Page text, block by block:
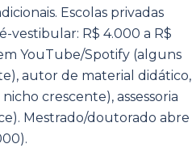
Escolas privadas
vestibular: R$ 4.000 a R$
YouTube/Spotify (alguns
autor de material didático,
crescente), assessoria
Mestrado/doutorado abre